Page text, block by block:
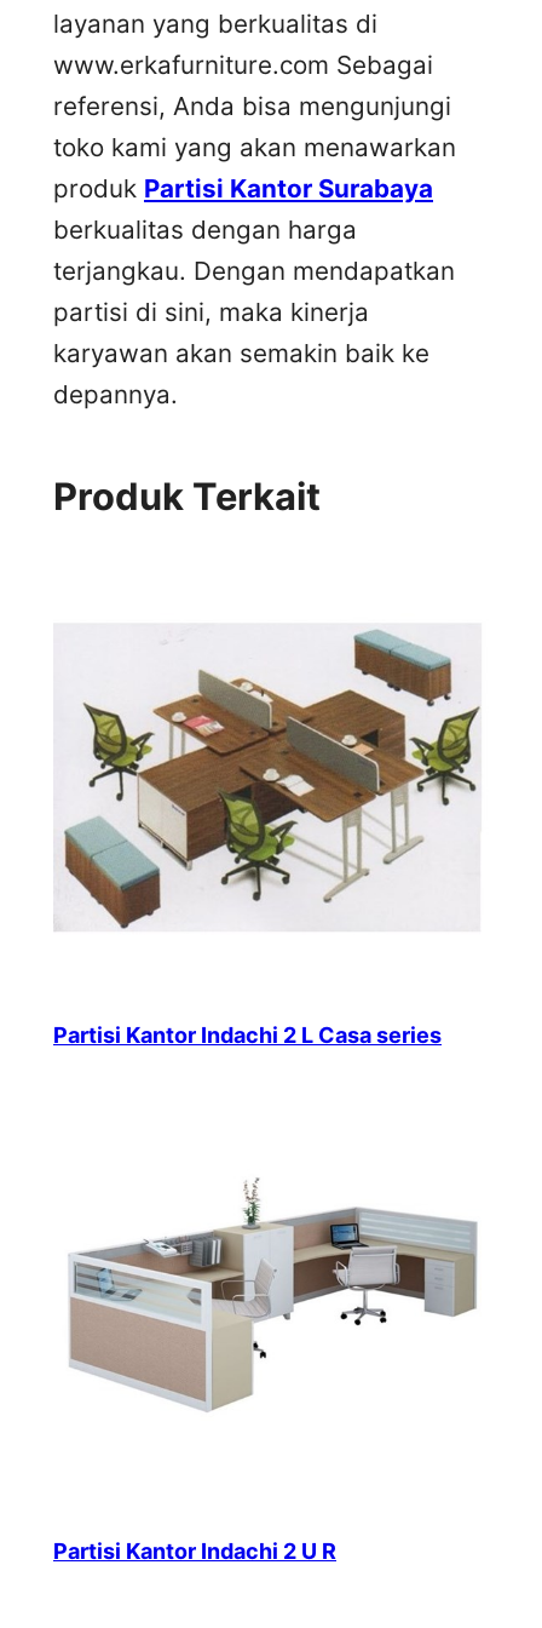
layanan yang berkualitas di
www.erkafurniture.com Sebagai
referensi, Anda bisa mengunjungi
toko kami yang akan menawarkan
produk Partisi Kantor Surabaya
berkualitas dengan harga
terjangkau. Dengan mendapatkan
partisi di sini, maka kinerja
karyawan akan semakin baik ke
depannya.
Produk Terkait
Partisi Kantor Indachi 2 L Casa series
Partisi Kantor Indachi 2 U R